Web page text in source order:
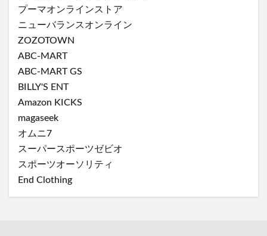
プーマオンラインストア
ニューバランスオンライン
ZOZOTOWN
ABC-MART
ABC-MART GS
BILLY'S ENT
Amazon KICKS
magaseek
オムニ7
スーパースポーツゼビオ
スポーツオーソリティ
End Clothing